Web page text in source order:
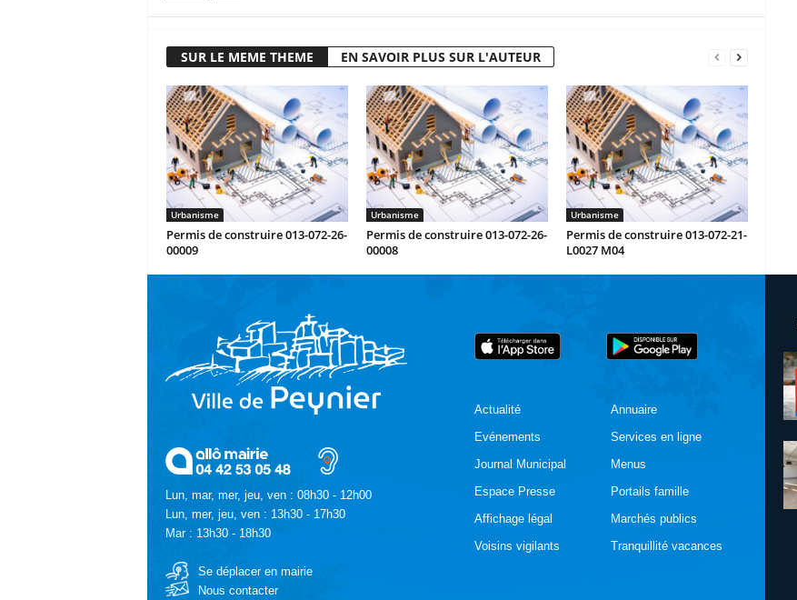
SUR LE MEME THEME EN SAVOIR PLUS SUR L'AUTEUR
Urbanisme
Permis de construire 013-072-26-
00009
Urbanisme
Permis de construire 013-072-26-
00008
Urbanisme
Permis de construire 013-072-21-
L0027 M04
Lun, mar, mer, jeu, ven : 08h30 - 12h00
Lun, mer, jeu, ven : 13h30 - 17h30
Mar : 13h30 - 18h30
Se déplacer en mairie
Nous contacter
Actualité
Evénements
Journal Municipal
Espace Presse
Affichage légal
Voisins vigilants
Annuaire
Services en ligne
Menus
Portails famille
Marchés publics
Tranquillité vacances